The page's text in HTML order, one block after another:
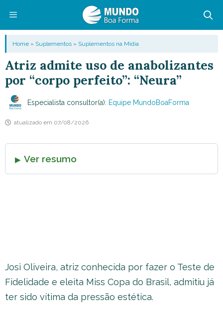
conteúdo
Menu
Home » Suplementos » Suplementos na Mídia
Atriz admite uso de anabolizantes
por “corpo perfeito”: “Neura”
Especialista consultor(a): Equipe MundoBoaForma
atualizado em 07/08/2026
Ver resumo
Josi Oliveira, atriz conhecida por fazer o Teste de
Fidelidade e eleita Miss Copa do Brasil, admitiu já
ter sido vítima da pressão estética.